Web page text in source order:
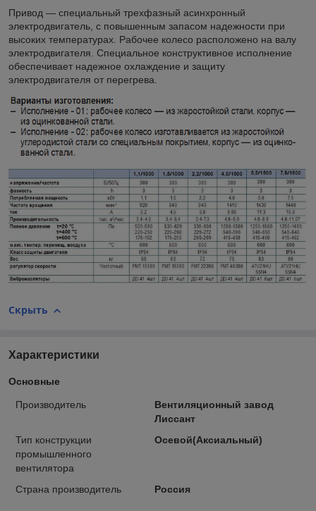
Привод — специальный трехфазный асинхронный
электродвигатель, с повышенным запасом надежности при
высоких температурах. Рабочее колесо расположено на валу
электродвигателя. Специальное конструктивное исполнение
обеспечивает надежное охлаждение и защиту
электродвигателя от перегрева.
Скрыть
Характеристики
Основные
Производитель
Вентиляционный завод
Лиссант
Тип конструкции
промышленного
вентилятора
Осевой(Аксиальный)
Страна производитель Россия